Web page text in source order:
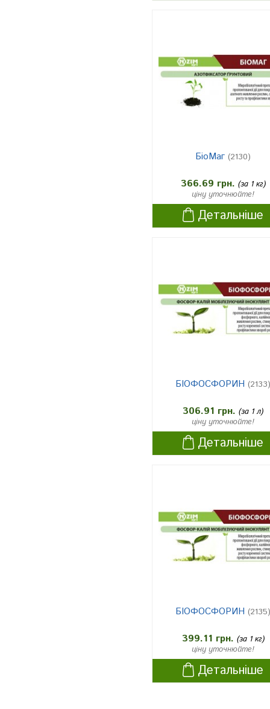
БіоМаг (2130)
366.69 грн. (за 1 кг)
ціну уточнюйте!
Детальніше
БІОФОСФОРИН
306.91 грн.(за 1 л)
ціну уточнюйте!
Детальніше
БІОФОСФОРИН
399.11 грн. (за 1 кг)
ціну уточнюйте!
Детальніше